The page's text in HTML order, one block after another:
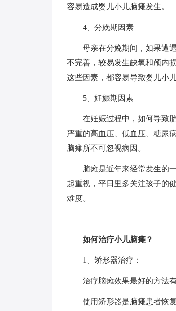
容易造成婴儿小儿脑瘫发生。
4、分娩期因素
母亲在分娩期间，如果遭遇
不完善，较易发生缺氧和颅内
这些因素，都容易导致婴儿小
5、妊娠期因素
在妊娠过程中，如何导致胎
严重的高血压、低血压、糖尿
脑瘫所不可忽视病因。
脑瘫是近年来经常发生的一
起重视，平日里多关注孩子的
难度。
如何治疗小儿脑瘫？
1、矫形器治疗：
治疗脑瘫效果最好的方法有
使用矫形器是脑瘫患者恢复